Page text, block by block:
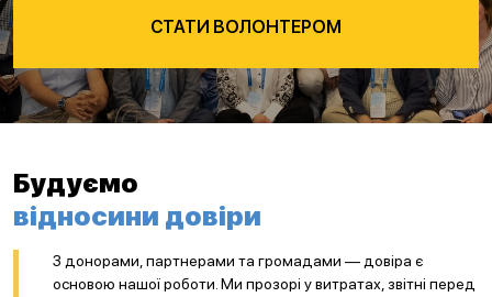
СТАТИ ВОЛОНТЕРОМ
Будуємо
відносини довіри
З донорами, партнерами та громадами — довіра є
основою нашої роботи. Ми прозорі у витратах, звітні перед